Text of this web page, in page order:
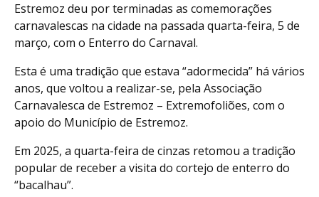
Estremoz deu por terminadas as comemorações
carnavalescas na cidade na passada quarta-feira, 5 de
março, com o Enterro do Carnaval.
Esta é uma tradição que estava “adormecida” há vários
anos, que voltou a realizar-se, pela Associação
Carnavalesca de Estremoz – Extremofoliões, com o
apoio do Município de Estremoz.
Em 2025, a quarta-feira de cinzas retomou a tradição
popular de receber a visita do cortejo de enterro do
“bacalhau”.